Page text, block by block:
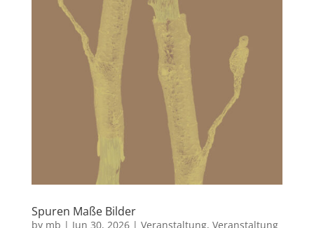
Spuren Maße Bilder
by mb | Jun 30, 2026| Veranstaltung, Veranstaltung